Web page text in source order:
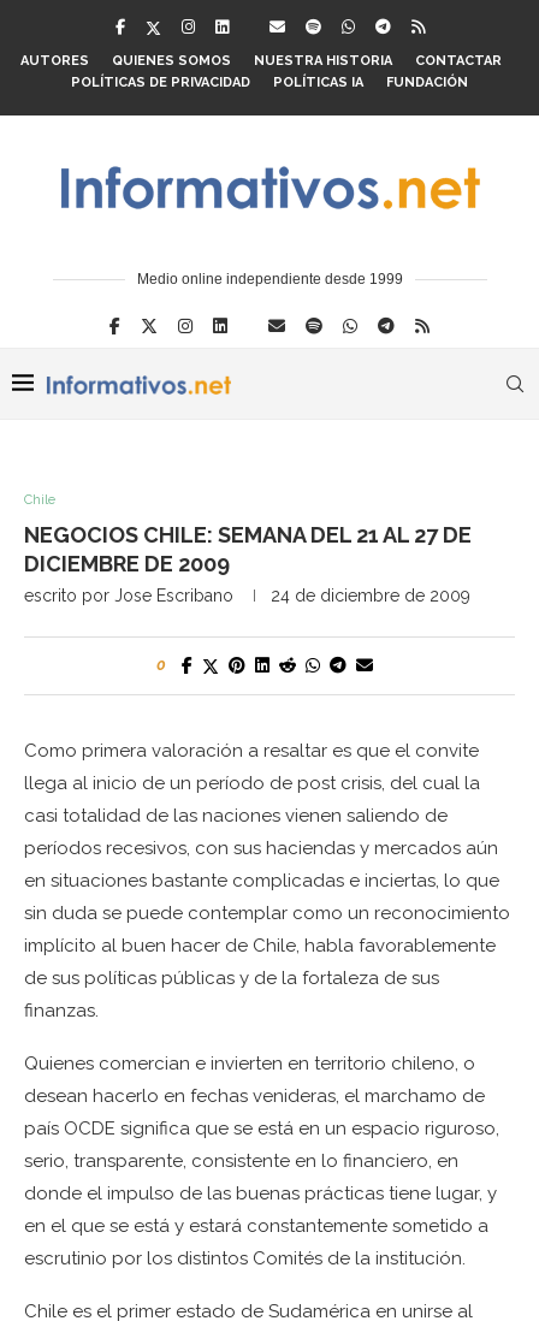
AUTORES QUIENES SOMOS NUESTRA HISTORIA
CONTACTAR
POLÍTICAS DE PRIVACIDAD
POLÍTICAS IA FUNDACIÓN
Medio online independiente desde 1999
Chile
NEGOCIOS CHILE: SEMANA DEL 21 AL 27 DE
DICIEMBRE DE 2009
escrito por Jose Escribano 24 de diciembre de 2009
0
Como primera valoración a resaltar es que el convite
llega al inicio de un período de post crisis, del cual la
casi totalidad de las naciones vienen saliendo de
períodos recesivos, con sus haciendas y mercados aún
en situaciones bastante complicadas e inciertas, lo que
sin duda se puede contemplar como un reconocimiento
implícito al buen hacer de Chile, habla favorablemente
de sus políticas públicas y de la fortaleza de sus
finanzas.
Quienes comercian e invierten en territorio chileno, o
desean hacerlo en fechas venideras, el marchamo de
país OCDE significa que se está en un espacio riguroso,
serio, transparente, consistente en lo financiero, en
donde el impulso de las buenas prácticas tiene lugar, y
en el que se está y estará constantemente sometido a
escrutinio por los distintos Comités de la institución.
Chile es el primer estado de Sudamérica en unirse al